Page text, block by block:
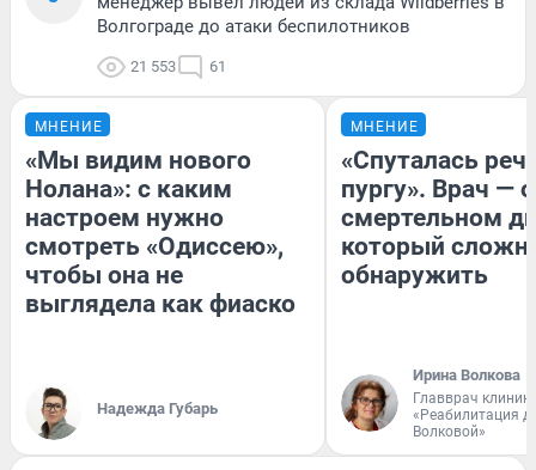
Волгограде до атаки беспилотников
21 553 61
МНЕНИЕ
«Мы видим нового
Нолана»: с каким
настроем нужно
смотреть «Одиссею»,
чтобы она не
выглядела как фиаско
Надежда Губарь
МНЕНИЕ
«Спуталась
пургу». Врач — о
смертельном
который
обнаружить
Ирина Волкова
Главврач
«Реабилитация
Волковой»